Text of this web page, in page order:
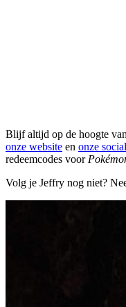
Blijf altijd op de hoogte
onze website en onze
redeemcodes voor
Volg je Jeffry nog niet?